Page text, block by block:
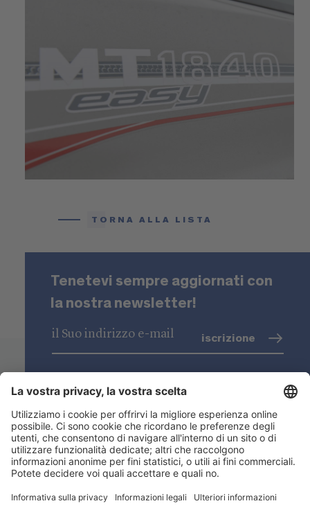
TORNA ALLA LISTA
Tenetevi sempre aggiornati con
la nostra newsletter!
iscrizione
Niederstätter SpA
Sedi